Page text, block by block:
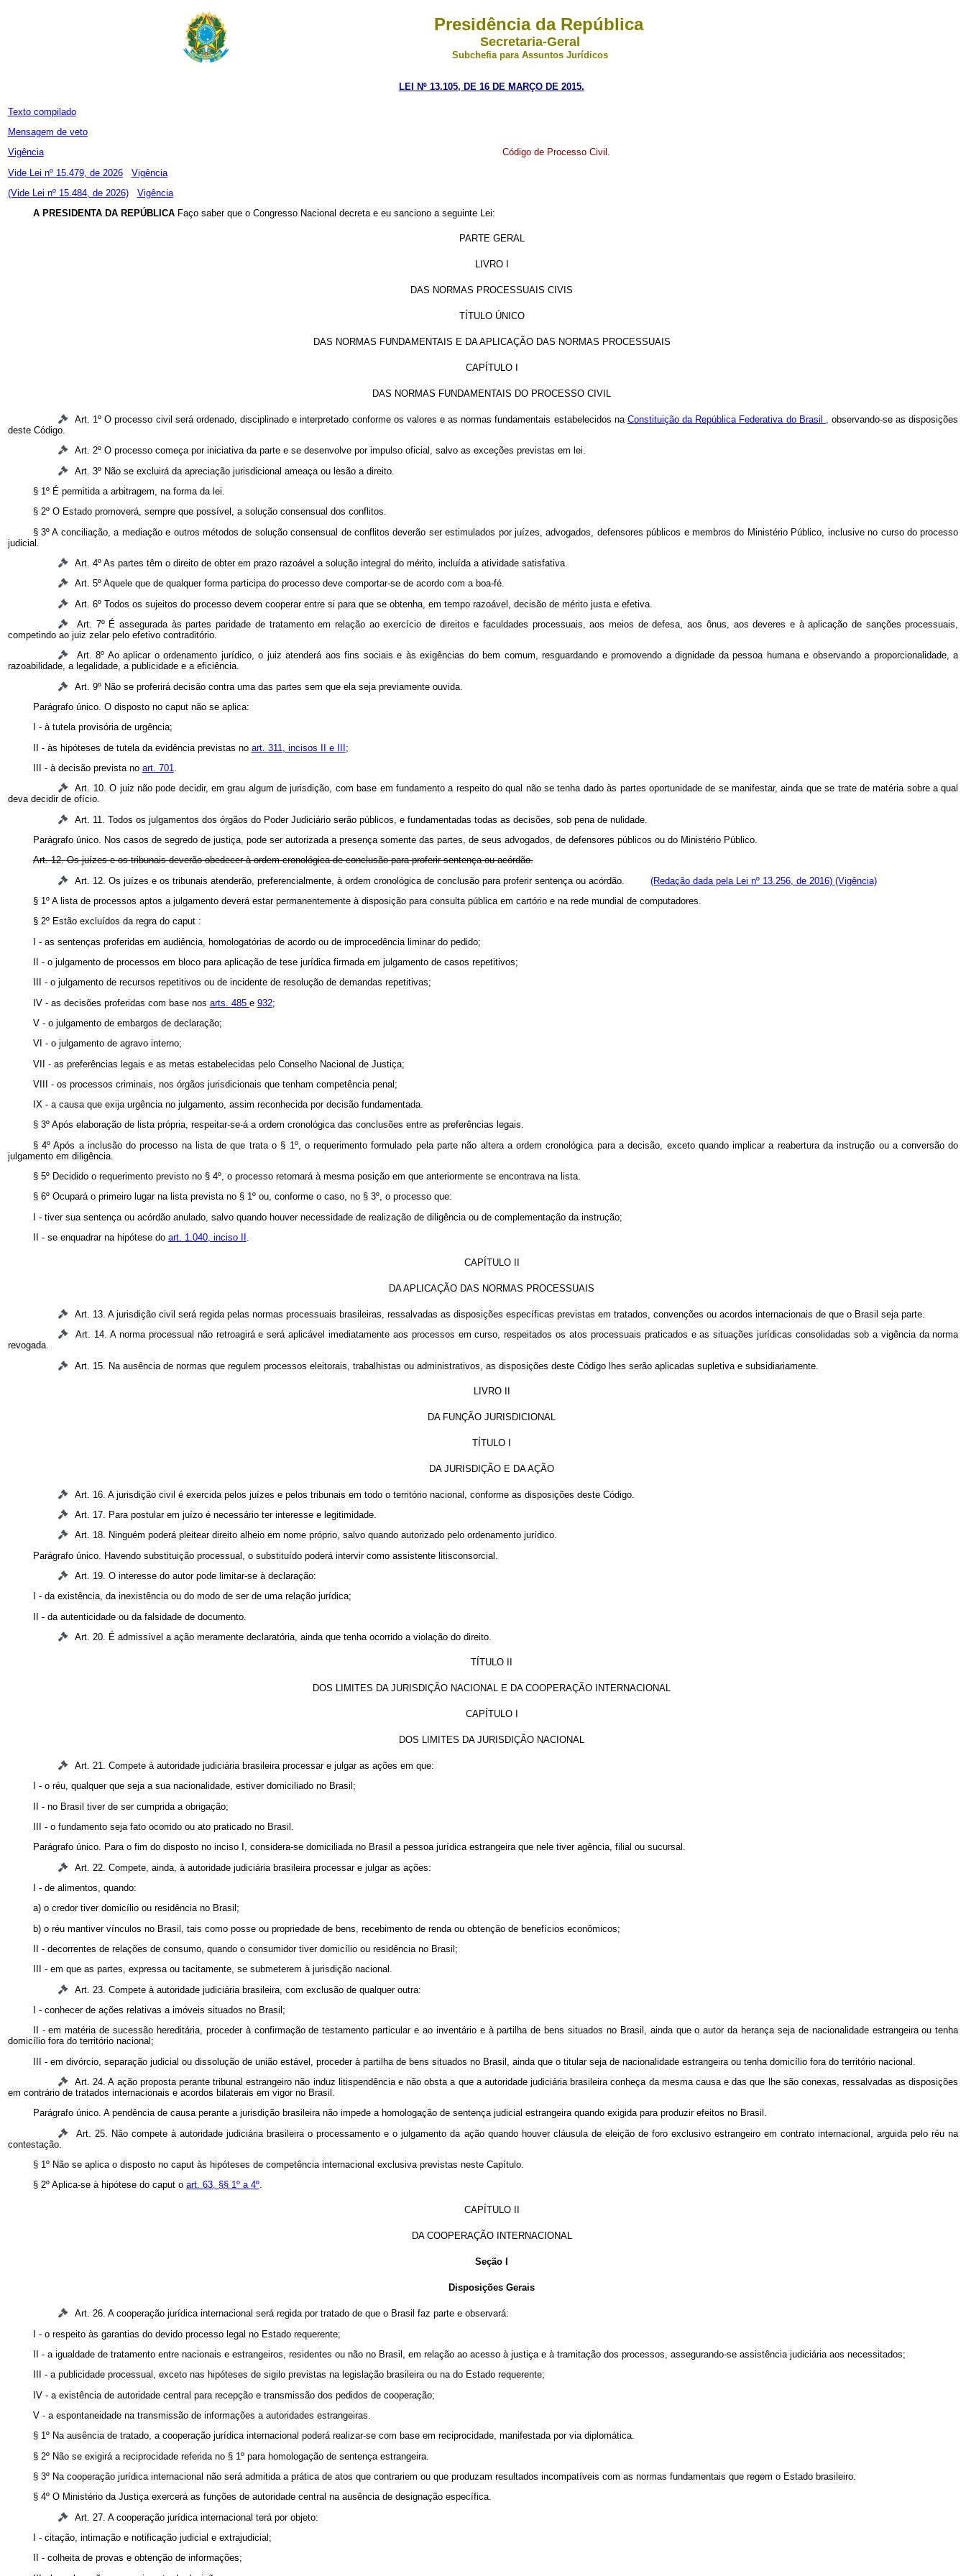
Presidência da República
Secretaria-Geral
Subchefia para Assuntos Jurídicos
LEI Nº 13.105, DE 16 DE MARÇO DE 2015.
Texto compilado
Mensagem de veto
Vigência
Vide Lei nº 15.479, de 2026
Vigência
(Vide Lei nº 15.484, de 2026)
Vigência
Código de Processo Civil.
A PRESIDENTA DA REPÚBLICA Faço saber que o Congresso Nacional decreta e eu sanciono a seguinte Lei:
PARTE GERAL
LIVRO I
DAS NORMAS PROCESSUAIS CIVIS
TÍTULO ÚNICO
DAS NORMAS FUNDAMENTAIS E DA APLICAÇÃO DAS NORMAS PROCESSUAIS
CAPÍTULO I
DAS NORMAS FUNDAMENTAIS DO PROCESSO CIVIL
Art. 1º O processo civil será ordenado, disciplinado e interpretado conforme os valores e as normas fundamentais estabelecidos na Constituição da República Federativa do Brasil
, observando-se as disposições
deste Código.
Art. 2º O processo começa por iniciativa da parte e se desenvolve por impulso oficial, salvo as exceções previstas em lei.
Art. 3º Não se excluirá da apreciação jurisdicional ameaça ou lesão a direito.
§ 1º É permitida a arbitragem, na forma da lei.
§ 2º O Estado promoverá, sempre que possível, a solução consensual dos conflitos.
§ 3º A conciliação, a mediação e outros métodos de solução consensual de conflitos deverão ser estimulados por juízes, advogados, defensores públicos e membros do Ministério Público, inclusive no curso do processo
judicial.
Art. 4º As partes têm o direito de obter em prazo razoável a solução integral do mérito, incluída a atividade satisfativa.
Art. 5º Aquele que de qualquer forma participa do processo deve comportar-se de acordo com a boa-fé.
Art. 6º Todos os sujeitos do processo devem cooperar entre si para que se obtenha, em tempo razoável, decisão de mérito justa e efetiva.
Art. 7º É assegurada às partes paridade de tratamento em relação ao exercício de direitos e faculdades processuais, aos meios de defesa, aos ônus, aos deveres e à aplicação de sanções processuais,
competindo ao juiz zelar pelo efetivo contraditório.
Art. 8º Ao aplicar o ordenamento jurídico, o juiz atenderá aos fins sociais e às exigências do bem comum, resguardando e promovendo a dignidade da pessoa humana e observando a proporcionalidade, a
razoabilidade, a legalidade, a publicidade e a eficiência.
Art. 9º Não se proferirá decisão contra uma das partes sem que ela seja previamente ouvida.
Parágrafo único. O disposto no caput não se aplica:
I - à tutela provisória de urgência;
II - às hipóteses de tutela da evidência previstas no art. 311, incisos II e III;
III - à decisão prevista no art. 701
Art. 10. O juiz não pode decidir, em grau algum de jurisdição, com base em fundamento a respeito do qual não se tenha dado às partes oportunidade de se manifestar, ainda que se trate de matéria sobre a qual
deva decidir de ofício.
Art. 11. Todos os julgamentos dos órgãos do Poder Judiciário serão públicos, e fundamentadas todas as decisões, sob pena de nulidade.
Parágrafo único. Nos casos de segredo de justiça, pode ser autorizada a presença somente das partes, de seus advogados, de defensores públicos ou do Ministério Público.
Art. 12. Os juízes e os tribunais deverão obedecer à ordem cronológica de conclusão para proferir sentença ou acórdão.
Art. 12. Os juízes e os tribunais atenderão, preferencialmente, à ordem cronológica de conclusão para proferir sentença ou acórdão. (Redação dada pela Lei nº 13.256, de 2016) (Vigência)
§ 1º A lista de processos aptos a julgamento deverá estar permanentemente à disposição para consulta pública em cartório e na rede mundial de computadores.
§ 2º Estão excluídos da regra do caput :
I - as sentenças proferidas em audiência, homologatórias de acordo ou de improcedência liminar do pedido;
II - o julgamento de processos em bloco para aplicação de tese jurídica firmada em julgamento de casos repetitivos;
III - o julgamento de recursos repetitivos ou de incidente de resolução de demandas repetitivas;
IV - as decisões proferidas com base nos arts. 485 e 932;
V - o julgamento de embargos de declaração;
VI - o julgamento de agravo interno;
VII - as preferências legais e as metas estabelecidas pelo Conselho Nacional de Justiça;
VIII - os processos criminais, nos órgãos jurisdicionais que tenham competência penal;
IX - a causa que exija urgência no julgamento, assim reconhecida por decisão fundamentada.
§ 3º Após elaboração de lista própria, respeitar-se-á a ordem cronológica das conclusões entre as preferências legais.
§ 4º Após a inclusão do processo na lista de que trata o § 1º, o requerimento formulado pela parte não altera a ordem cronológica para a decisão, exceto quando implicar a reabertura da instrução ou a conversão do
julgamento em diligência.
§ 5º Decidido o requerimento previsto no § 4º, o processo retornará à mesma posição em que anteriormente se encontrava na lista.
§ 6º Ocupará o primeiro lugar na lista prevista no § 1º ou, conforme o caso, no § 3º, o processo que:
I - tiver sua sentença ou acórdão anulado, salvo quando houver necessidade de realização de diligência ou de complementação da instrução;
II - se enquadrar na hipótese do art. 1.040, inciso II .
CAPÍTULO II
DA APLICAÇÃO DAS NORMAS PROCESSUAIS
Art. 13. A jurisdição civil será regida pelas normas processuais brasileiras, ressalvadas as disposições específicas previstas em tratados, convenções ou acordos internacionais de que o Brasil seja parte.
Art. 14. A norma processual não retroagirá e será aplicável imediatamente aos processos em curso, respeitados os atos processuais praticados e as situações jurídicas consolidadas sob a vigência da norma
revogada.
Art. 15. Na ausência de normas que regulem processos eleitorais, trabalhistas ou administrativos, as disposições deste Código lhes serão aplicadas supletiva e subsidiariamente.
LIVRO II
DA FUNÇÃO JURISDICIONAL
TÍTULO I
DA JURISDIÇÃO E DA AÇÃO
Art. 16. A jurisdição civil é exercida pelos juízes e pelos tribunais em todo o território nacional, conforme as disposições deste Código.
Art. 17. Para postular em juízo é necessário ter interesse e legitimidade.
Art. 18. Ninguém poderá pleitear direito alheio em nome próprio, salvo quando autorizado pelo ordenamento jurídico.
Parágrafo único. Havendo substituição processual, o substituído poderá intervir como assistente litisconsorcial.
Art. 19. O interesse do autor pode limitar-se à declaração:
I - da existência, da inexistência ou do modo de ser de uma relação jurídica;
II - da autenticidade ou da falsidade de documento.
Art. 20. É admissível a ação meramente declaratória, ainda que tenha ocorrido a violação do direito.
TÍTULO II
DOS LIMITES DA JURISDIÇÃO NACIONAL E DA COOPERAÇÃO INTERNACIONAL
CAPÍTULO I
DOS LIMITES DA JURISDIÇÃO NACIONAL
Art. 21. Compete à autoridade judiciária brasileira processar e julgar as ações em que:
I - o réu, qualquer que seja a sua nacionalidade, estiver domiciliado no Brasil;
II - no Brasil tiver de ser cumprida a obrigação;
III - o fundamento seja fato ocorrido ou ato praticado no Brasil.
Parágrafo único. Para o fim do disposto no inciso I, considera-se domiciliada no Brasil a pessoa jurídica estrangeira que nele tiver agência, filial ou sucursal.
Art. 22. Compete, ainda, à autoridade judiciária brasileira processar e julgar as ações:
I - de alimentos, quando:
a) o credor tiver domicílio ou residência no Brasil;
b) o réu mantiver vínculos no Brasil, tais como posse ou propriedade de bens, recebimento de renda ou obtenção de benefícios econômicos;
II - decorrentes de relações de consumo, quando o consumidor tiver domicílio ou residência no Brasil;
III - em que as partes, expressa ou tacitamente, se submeterem à jurisdição nacional.
Art. 23. Compete à autoridade judiciária brasileira, com exclusão de qualquer outra:
I - conhecer de ações relativas a imóveis situados no Brasil;
II - em matéria de sucessão hereditária, proceder à confirmação de testamento particular e ao inventário e à partilha de bens situados no Brasil, ainda que o autor da herança seja de nacionalidade estrangeira ou tenha
domicílio fora do território nacional;
III - em divórcio, separação judicial ou dissolução de união estável, proceder à partilha de bens situados no Brasil, ainda que o titular seja de nacionalidade estrangeira ou tenha domicílio fora do território nacional.
Art. 24. A ação proposta perante tribunal estrangeiro não induz litispendência e não obsta a que a autoridade judiciária brasileira conheça da mesma causa e das que lhe são conexas, ressalvadas as disposições
em contrário de tratados internacionais e acordos bilaterais em vigor no Brasil.
Parágrafo único. A pendência de causa perante a jurisdição brasileira não impede a homologação de sentença judicial estrangeira quando exigida para produzir efeitos no Brasil.
Art. 25. Não compete à autoridade judiciária brasileira o processamento e o julgamento da ação quando houver cláusula de eleição de foro exclusivo estrangeiro em contrato internacional, arguida pelo réu na
contestação.
§ 1º Não se aplica o disposto no caput às hipóteses de competência internacional exclusiva previstas neste Capítulo.
§ 2º Aplica-se à hipótese do caput o art. 63, §§ 1º a 4º.
CAPÍTULO II
DA COOPERAÇÃO INTERNACIONAL
Seção I
Disposições Gerais
Art. 26. A cooperação jurídica internacional será regida por tratado de que o Brasil faz parte e observará:
I - o respeito às garantias do devido processo legal no Estado requerente;
II - a igualdade de tratamento entre nacionais e estrangeiros, residentes ou não no Brasil, em relação ao acesso à justiça e à tramitação dos processos, assegurando-se assistência judiciária aos necessitados;
III - a publicidade processual, exceto nas hipóteses de sigilo previstas na legislação brasileira ou na do Estado requerente;
IV - a existência de autoridade central para recepção e transmissão dos pedidos de cooperação;
V - a espontaneidade na transmissão de informações a autoridades estrangeiras.
§ 1º Na ausência de tratado, a cooperação jurídica internacional poderá realizar-se com base em reciprocidade, manifestada por via diplomática.
§ 2º Não se exigirá a reciprocidade referida no § 1º para homologação de sentença estrangeira.
§ 3º Na cooperação jurídica internacional não será admitida a prática de atos que contrariem ou que produzam resultados incompatíveis com as normas fundamentais que regem o Estado brasileiro.
§ 4º O Ministério da Justiça exercerá as funções de autoridade central na ausência de designação específica.
Art. 27. A cooperação jurídica internacional terá por objeto:
I - citação, intimação e notificação judicial e extrajudicial;
II - colheita de provas e obtenção de informações;